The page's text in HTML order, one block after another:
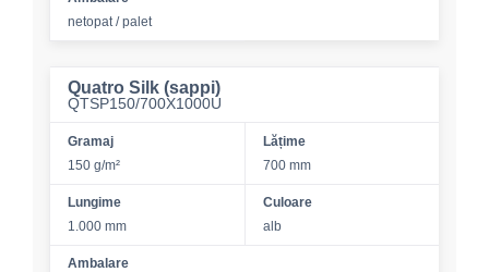
netopat / palet
Quatro Silk (sappi)
QTSP150/700X1000U
Gramaj
150 g/m²
Lățime
700 mm
Lungime
1.000 mm
Culoare
alb
Ambalare